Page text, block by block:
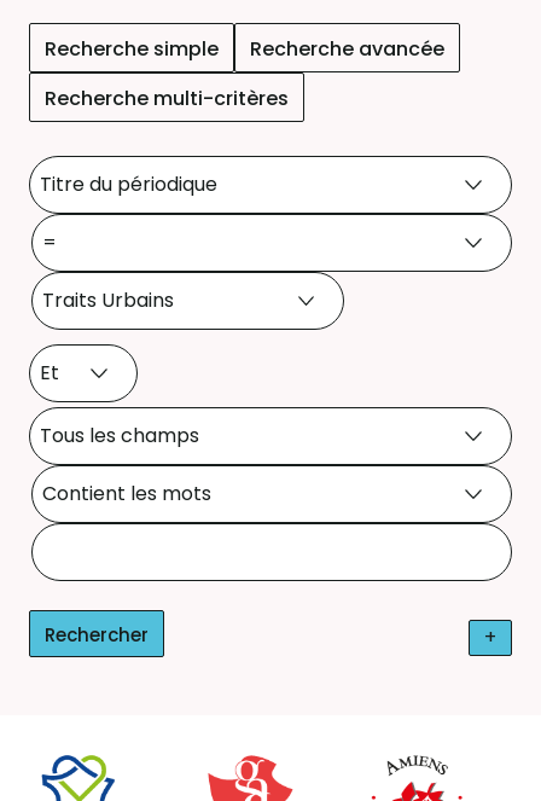
Recherche simple
Recherche avancée
Recherche multi-critères
Sélectionner un critère de
Sélectionner l'opérateur entre les différents critères
Sélectionner un critère de